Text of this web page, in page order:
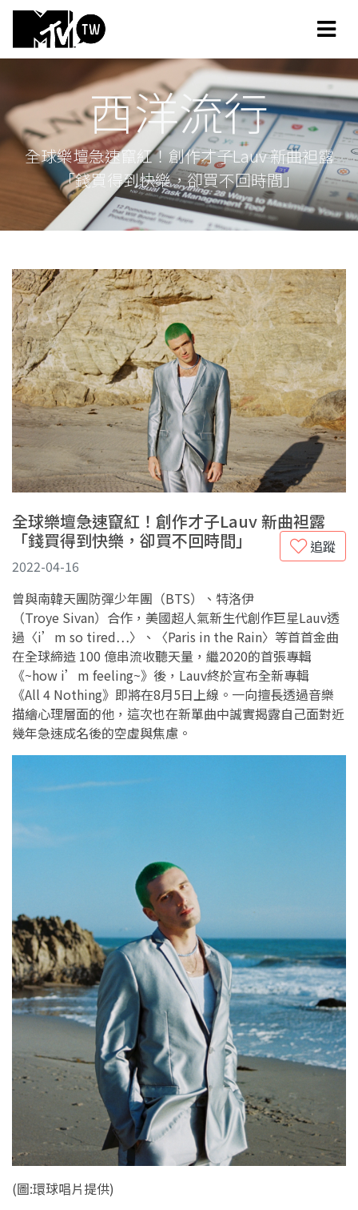
西洋流行
全球樂壇急速竄紅！創作才子Lauv 新曲袒露
「錢買得到快樂，卻買不回時間」
全球樂壇急速竄紅！創作才子Lauv 新曲袒露
「錢買得到快樂，卻買不回時間」
追蹤
2022-04-16
曾與南韓天團防彈少年團（BTS）、特洛伊
（Troye Sivan）合作，美國超人氣新生代創作巨星Lauv透
過〈i’m so tired…〉、〈Paris in the Rain〉等首首金曲
在全球締造 100 億串流收聽天量，繼2020的首張專輯
《~how i’m feeling~》後，Lauv終於宣布全新專輯
《All 4 Nothing》即將在8月5日上線。一向擅長透過音樂
描繪心理層面的他，這次也在新單曲中誠實揭露自己面對近
幾年急速成名後的空虛與焦慮。
(圖:環球唱片提供)